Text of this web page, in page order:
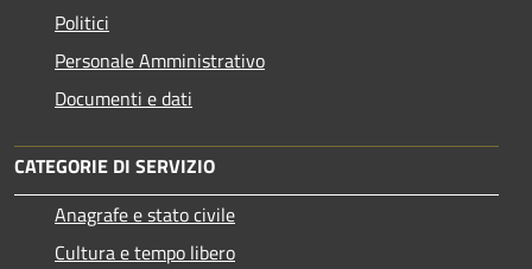
Politici
Personale Amministrativo
Documenti e dati
CATEGORIE DI SERVIZIO
Anagrafe e stato civile
Cultura e tempo libero